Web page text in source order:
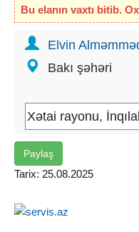
Bu elanın vaxtı bitib.
Elvin
Bakı şəhəri
Paylaş
Tarix: 25.08.2025